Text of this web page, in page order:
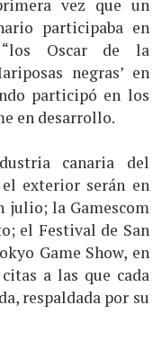
vez que un
participaba en
“los Oscar de la
negras’ en
participó en los
en desarrollo.
canaria del
exterior serán en
julio; la Gamescom
el Festival de San
Game Show, en
a las que cada
respaldada por su